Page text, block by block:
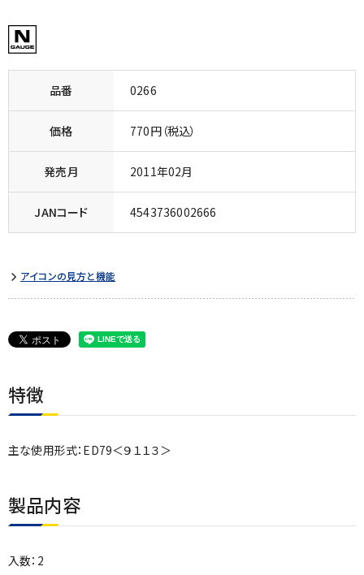
品番 0266
価格 770円（税込）
発売月 2011年02月
JANコード 4543736002666
アイコンの見方と機能
特徴
主な使用形式：ED79＜９１１３＞
製品内容
入数：2